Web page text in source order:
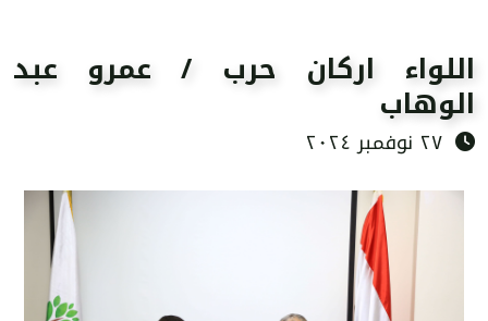
اللواء اركان حرب / عمرو عبد
الوهاب